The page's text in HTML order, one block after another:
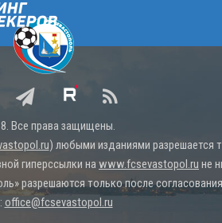
Все права защищены.
) любыми изданиями разрешается
гиперссылки на www.fcsevastopol.ru не
разрешаются только после
office@fcsevastopol.ru